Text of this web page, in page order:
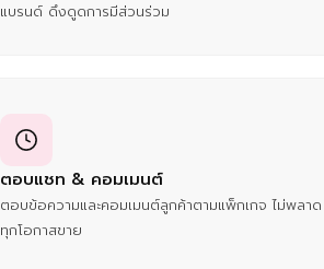
แบรนด์ ดึงดูดการมีส่วนร่วม
ตอบแชท & คอมเมนต์
ตอบข้อความและคอมเมนต์ลูกค้าตามแพ็กเกจ ไม่พลาด
ทุกโอกาสขาย